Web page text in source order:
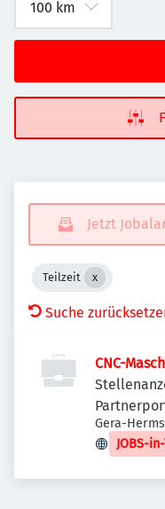
Jetzt
Teilzeit
Suche
CNC-
Gera-
JOBS-